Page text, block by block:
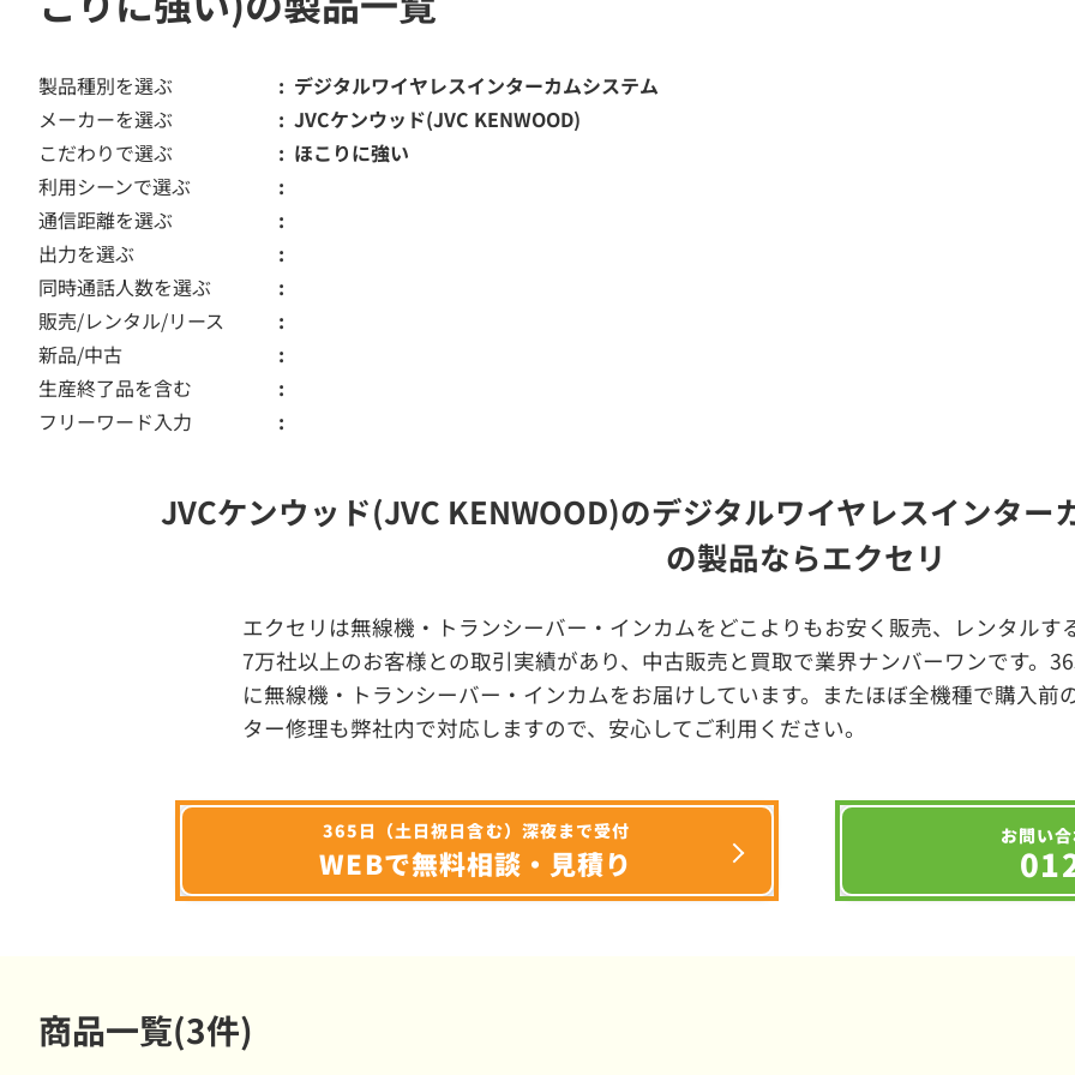
製品種別を選ぶ
デジタルワイヤレスインターカムシステム
メーカーを選ぶ
JVCケンウッド(JVC KENWOOD)
こだわりで選ぶ
ほこりに強い
利用シーンで選ぶ
通信距離を選ぶ
出力を選ぶ
同時通話人数を選ぶ
販売/レンタル/リース
新品/中古
生産終了品を含む
フリーワード入力
JVCケンウッド(JVC KENWOOD)のデジタルワイヤレスインタ
の製品ならエクセリ
エクセリは無線機・トランシーバー・インカムをどこよりもお安く販売、レンタルす
7万社以上のお客様との取引実績があり、中古販売と買取で業界ナンバーワンです。
に無線機・トランシーバー・インカムをお届けしています。またほぼ全機種で購入前
ター修理も弊社内で対応しますので、安心してご利用ください。
365日（土日祝日含む）深夜まで受付
WEBで無料相談・見積り
お問い
商品一覧(3件)